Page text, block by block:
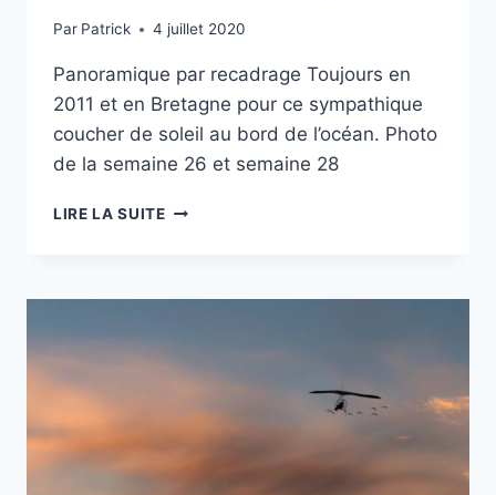
Par Patrick 4 juillet 2020
Panoramique par recadrage Toujours en
2011 et en Bretagne pour ce sympathique
coucher de soleil au bord de l’océan. Photo
de la semaine 26 et semaine 28
LIRE LA SUITEPROJET
–
SOLEIL